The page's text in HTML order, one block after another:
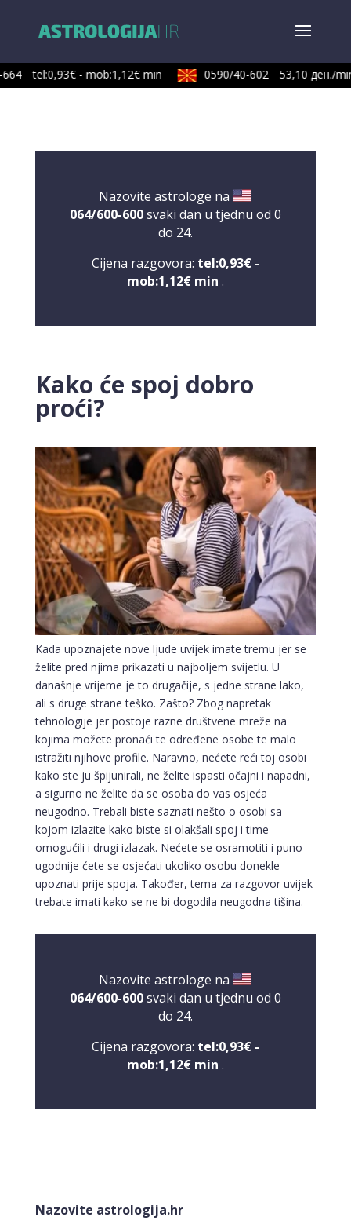
tel:0,93€ - mob:1,12€ min 0590/40-602 53,10 ден./min
Nazovite astrologe na
064/600-600svaki dan u tjednu od 0
do 24.
Cijena razgovora: tel:0,93€ -
mob:1,12€ min .
Kako će spoj dobro
proći?
Kada upoznajete nove ljude uvijek imate tremu jer se
želite pred njima prikazati u najboljem svijetlu. U
današnje vrijeme je to drugačije, s jedne strane lako,
ali s druge strane teško. Zašto? Zbog napretak
tehnologije jer postoje razne društvene mreže na
kojima možete pronaći te određene osobe te malo
istražiti njihove profile. Naravno, nećete reći toj osobi
kako ste ju špijunirali, ne želite ispasti očajni i napadni,
a sigurno ne želite da se osoba do vas osjeća
neugodno. Trebali biste saznati nešto o osobi sa
kojom izlazite kako biste si olakšali spoj i time
omogućili i drugi izlazak. Nećete se osramotiti i puno
ugodnije ćete se osjećati ukoliko osobu donekle
upoznati prije spoja. Također, tema za razgovor uvijek
trebate imati kako se ne bi dogodila neugodna tišina.
Nazovite astrologe na
064/600-600svaki dan u tjednu od 0
do 24.
Cijena razgovora: tel:0,93€ -
mob:1,12€ min .
Nazovite astrologija.hr